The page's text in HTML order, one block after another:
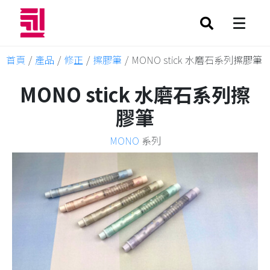
首頁 / 產品 / 修正 / 擦膠筆 / MONO stick 水磨石系列擦膠筆
MONO stick 水磨石系列擦
膠筆
MONO 系列